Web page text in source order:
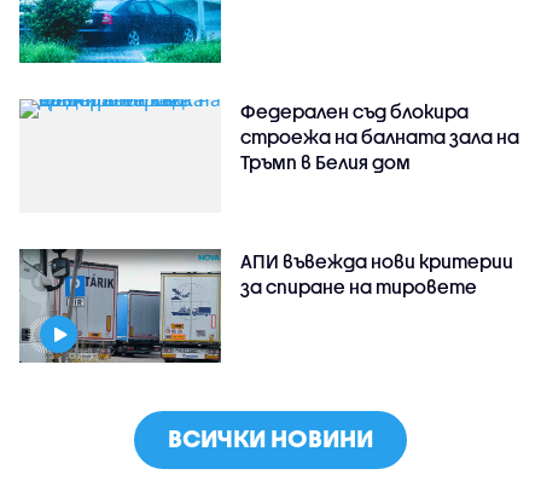
Федерален съд блокира
строежа на балната зала на
Тръмп в Белия дом
АПИ въвежда нови критерии
за спиране на тировете
ВСИЧКИ НОВИНИ